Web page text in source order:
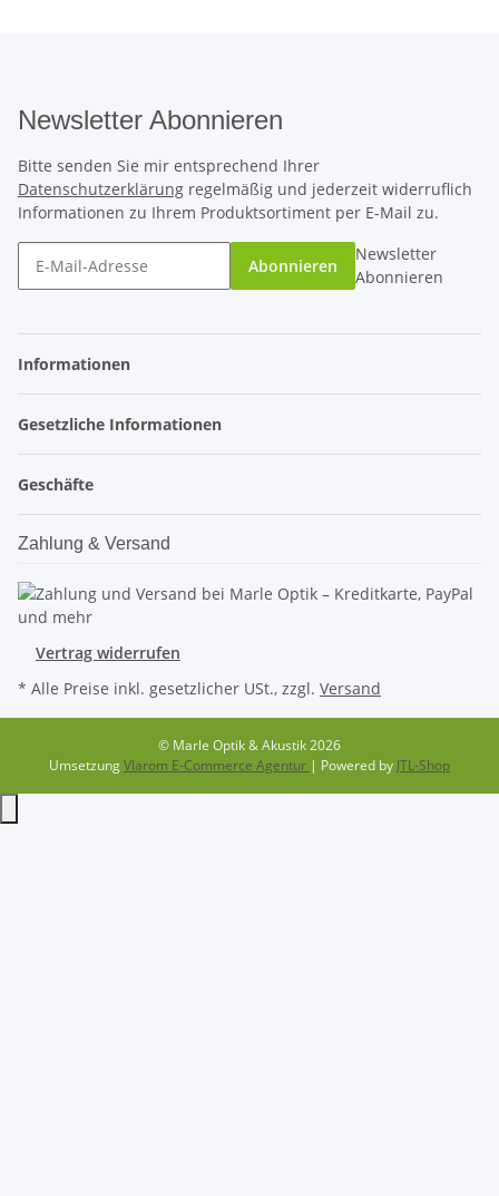
Newsletter Abonnieren
Bitte senden Sie mir entsprechend Ihrer
Datenschutzerklärung regelmäßig und jederzeit widerruflich
Informationen zu Ihrem Produktsortiment per E-Mail zu.
Abonnieren
Newsletter
Abonnieren
Informationen
Gesetzliche Informationen
Geschäfte
Zahlung & Versand
Vertrag widerrufen
* Alle Preise inkl. gesetzlicher USt., zzgl. Versand
© Marle Optik & Akustik 2026
UmsetzungVlarom E-Commerce Agentur | Powered by JTL-Shop